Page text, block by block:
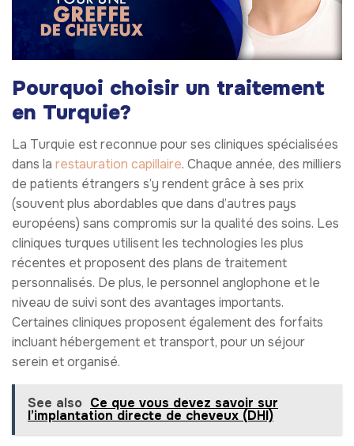
Pourquoi choisir un traitement
en Turquie?
La Turquie est reconnue pour ses cliniques spécialisées
dans la restauration capillaire. Chaque année, des milliers
de patients étrangers s’y rendent grâce à ses prix
(souvent plus abordables que dans d’autres pays
européens) sans compromis sur la qualité des soins. Les
cliniques turques utilisent les technologies les plus
récentes et proposent des plans de traitement
personnalisés. De plus, le personnel anglophone et le
niveau de suivi sont des avantages importants.
Certaines cliniques proposent également des forfaits
incluant hébergement et transport, pour un séjour
serein et organisé.
See also Ce que vous devez savoir sur
l’implantation directe de cheveux (DHI)